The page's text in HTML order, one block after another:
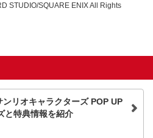
STUDIO/SQUARE ENIX All Rights
リオキャラクターズ POP UP
と特典情報を紹介